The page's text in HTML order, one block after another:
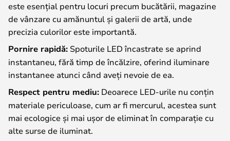
este esențial pentru locuri precum bucătării, magazine
de vânzare cu amănuntul și galerii de artă, unde
precizia culorilor este importantă.
Pornire rapidă: Spoturile LED încastrate se aprind
instantaneu, fără timp de încălzire, oferind iluminare
instantanee atunci când aveți nevoie de ea.
Respect pentru mediu: Deoarece LED-urile nu conțin
materiale periculoase, cum ar fi mercurul, acestea sunt
mai ecologice și mai ușor de eliminat în comparație cu
alte surse de iluminat.